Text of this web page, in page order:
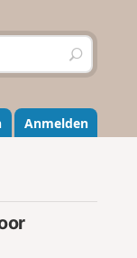
S
u
h
e
n
Anmelden